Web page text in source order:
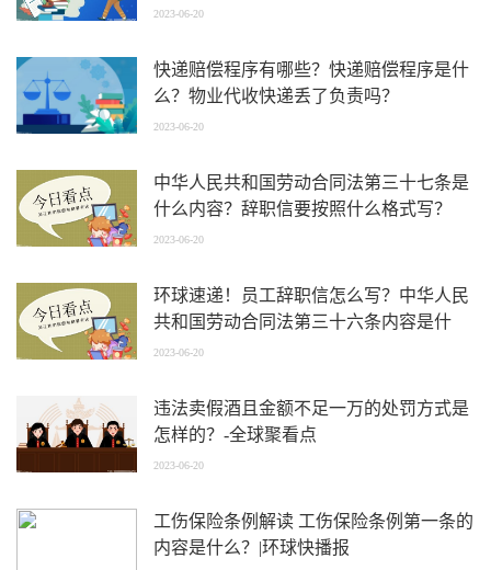
2023-06-20
快递赔偿程序有哪些？快递赔偿程序是什
么？物业代收快递丢了负责吗？
2023-06-20
中华人民共和国劳动合同法第三十七条是
什么内容？辞职信要按照什么格式写？
2023-06-20
环球速递！员工辞职信怎么写？中华人民
共和国劳动合同法第三十六条内容是什
么？
2023-06-20
违法卖假酒且金额不足一万的处罚方式是
怎样的？-全球聚看点
2023-06-20
工伤保险条例解读 工伤保险条例第一条的
内容是什么？|环球快播报